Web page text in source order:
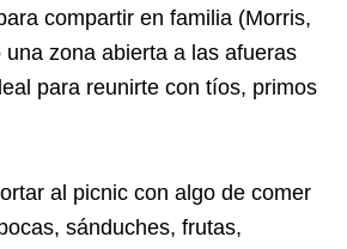
compartir en familia (Morris,
zona abierta a las afueras
para reunirte con tíos, primos
al picnic con algo de comer
sánduches, frutas,